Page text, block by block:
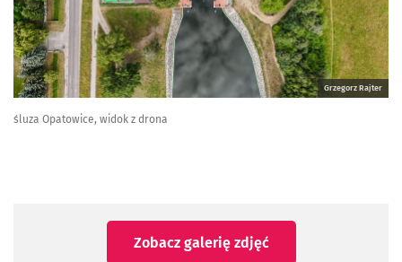
Grzegorz Rajter
śluza Opatowice, widok z drona
Zobacz galerię zdjęć